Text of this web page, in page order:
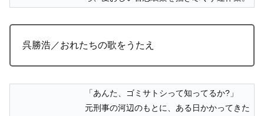
呉勝浩／おれたちの歌をうたえ
「あんた、ゴミサトシって知ってるか?」
元刑事の河辺のもとに、ある日かかってきた